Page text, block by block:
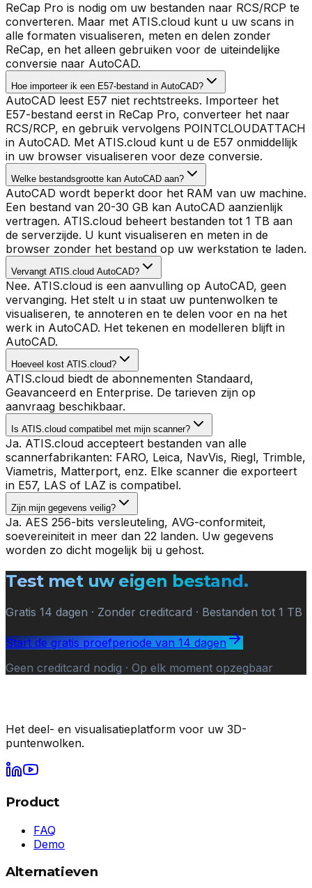
ReCap Pro is nodig om uw bestanden naar RCS/RCP te
converteren. Maar met ATIS.cloud kunt u uw scans in
alle formaten visualiseren, meten en delen zonder
ReCap, en het alleen gebruiken voor de uiteindelijke
conversie naar AutoCAD.
Hoe importeer ik een E57-bestand in AutoCAD?
AutoCAD leest E57 niet rechtstreeks. Importeer het
E57-bestand eerst in ReCap Pro, converteer het naar
RCS/RCP, en gebruik vervolgens POINTCLOUDATTACH
in AutoCAD. Met ATIS.cloud kunt u de E57 onmiddellijk
in uw browser visualiseren voor deze conversie.
Welke bestandsgrootte kan AutoCAD aan?
AutoCAD wordt beperkt door het RAM van uw machine.
Een bestand van 20-30 GB kan AutoCAD aanzienlijk
vertragen. ATIS.cloud beheert bestanden tot 1 TB aan
de serverzijde. U kunt visualiseren en meten in de
browser zonder het bestand op uw werkstation te laden.
Vervangt ATIS.cloud AutoCAD?
Nee. ATIS.cloud is een aanvulling op AutoCAD, geen
vervanging. Het stelt u in staat uw puntenwolken te
visualiseren, te annoteren en te delen voor en na het
werk in AutoCAD. Het tekenen en modelleren blijft in
AutoCAD.
Hoeveel kost ATIS.cloud?
ATIS.cloud biedt de abonnementen Standaard,
Geavanceerd en Enterprise. De tarieven zijn op
aanvraag beschikbaar.
Is ATIS.cloud compatibel met mijn scanner?
Ja. ATIS.cloud accepteert bestanden van alle
scannerfabrikanten: FARO, Leica, NavVis, Riegl, Trimble,
Viametris, Matterport, enz. Elke scanner die exporteert
in E57, LAS of LAZ is compatibel.
Zijn mijn gegevens veilig?
Ja. AES 256-bits versleuteling, AVG-conformiteit,
soevereiniteit in meer dan 22 landen. Uw gegevens
worden zo dicht mogelijk bij u gehost.
Test met uw eigen bestand.
Gratis 14 dagen · Zonder creditcard · Bestanden tot 1 TB
Start de gratis proefperiode van 14 dagen
Geen creditcard nodig · Op elk moment opzegbaar
Het deel- en visualisatieplatform voor uw 3D-
puntenwolken.
Product
FAQ
Demo
Alternatieven